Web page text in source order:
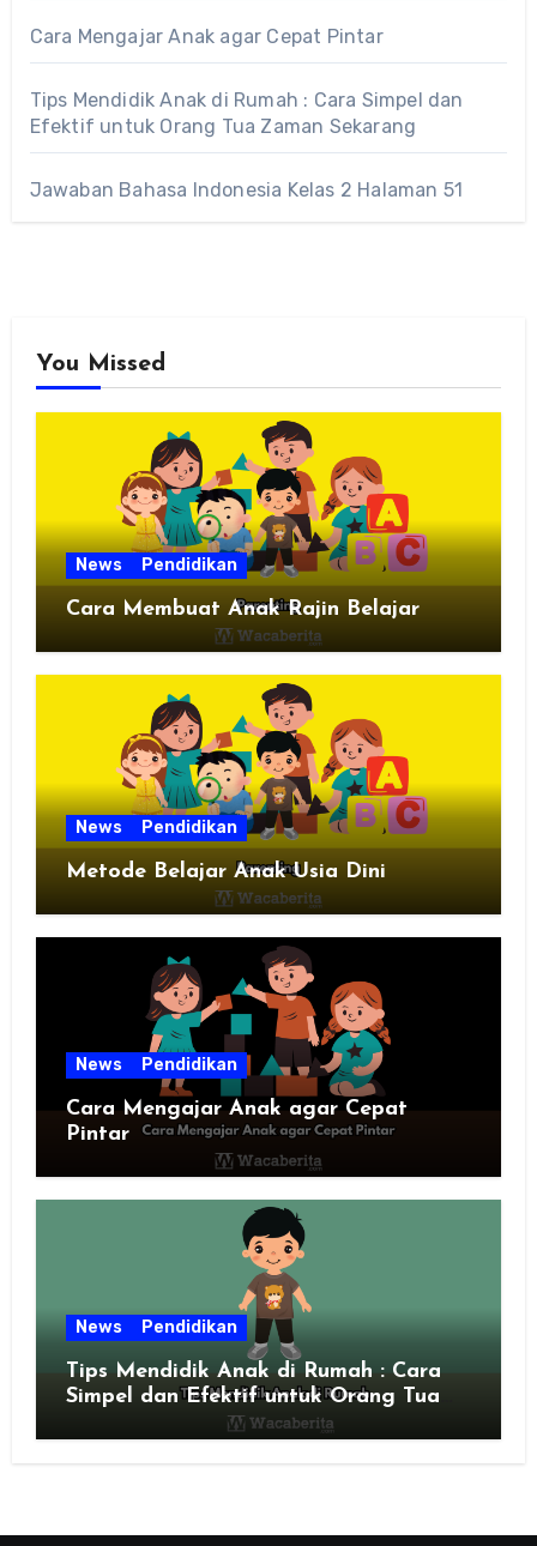
Cara Mengajar Anak agar Cepat Pintar
Tips Mendidik Anak di Rumah : Cara Simpel dan
Efektif untuk Orang Tua Zaman Sekarang
Jawaban Bahasa Indonesia Kelas 2 Halaman 51
You Missed
News Pendidikan
Cara Membuat Anak Rajin Belajar
News Pendidikan
Metode Belajar Anak Usia Dini
News Pendidikan
Cara Mengajar Anak agar Cepat
Pintar
News Pendidikan
Tips Mendidik Anak di Rumah : Cara
Simpel dan Efektif untuk Orang Tua
Zaman Sekarang